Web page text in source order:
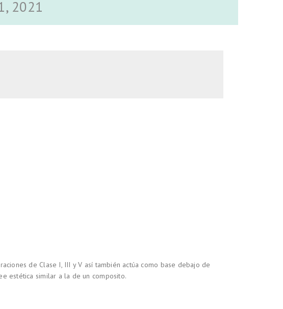
2021
de Clase I, III y V así también actúa como base debajo de
estética similar a la de un composito.